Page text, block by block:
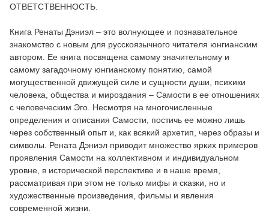
ОТВЕТСТВЕННОСТЬ.
Книга Ренаты Дэниэл – это волнующее и познавательное
знакомство с новым для русскоязычного читателя юнгианским
автором. Ее книга посвящена самому значительному и
самому загадочному юнгианскому понятию, самой
могущественной движущей силе и сущности души, психики
человека, общества и мироздания – Самости в ее отношениях
с человеческим Эго. Несмотря на многочисленные
определения и описания Самости, постичь ее можно лишь
через собственный опыт и, как всякий архетип, через образы и
символы. Рената Дэниэл приводит множество ярких примеров
проявления Самости на коллективном и индивидуальном
уровне, в исторической перспективе и в наше время,
рассматривая при этом не только мифы и сказки, но и
художественные произведения, фильмы и явления
современной жизни.